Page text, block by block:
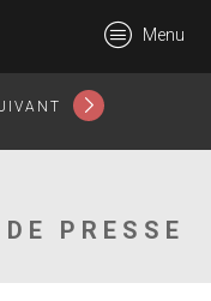
Menu
PRESSE